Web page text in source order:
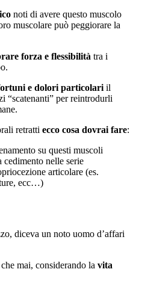
noti di avere questo muscolo
muscolare può peggiorare la
forza e flessibilità tra i
e dolori particolari il
“scatenanti” per reintrodurli
retratti ecco cosa dovrai fare:
su questi muscoli
cedimento nelle serie
articolare (es.
ecc…)
diceva un noto uomo d’affari
mai, considerando la vita